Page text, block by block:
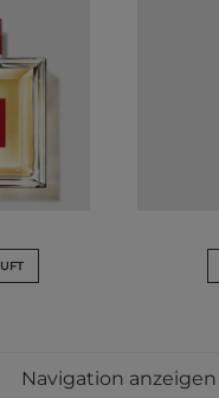
Navigation anzeigen